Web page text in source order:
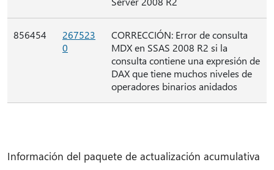
856454
267523
0
CORRECCIÓN: Error de consulta
MDX en SSAS 2008 R2 si la
consulta contiene una expresión de
DAX que tiene muchos niveles de
operadores binarios anidados
Información del paquete de actualización acumulativa